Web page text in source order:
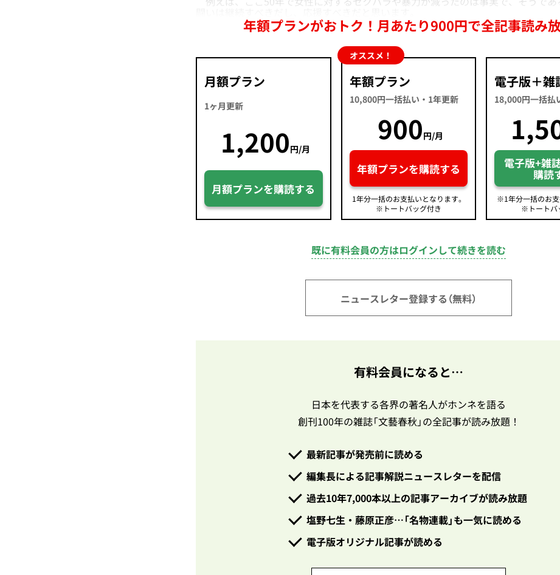
年額プランがおトク！月あたり900円で全記事読み
月額プラン
1ヶ月更新
1,200円/月
月額プランを購読する
オススメ！
年額プラン
10,800円一括払い・1年更新
900円/月
年額プランを購読する
1年分一括のお支払いとなります。
※トートバッグ付き
電子版＋雑
18,000円一括払
電子版+雑
購読
※1年分一括のお
※トートバ
既に有料会員の方はログインして続きを読む
ニュースレター登録する（無料）
有料会員になると…
日本を代表する各界の著名人がホンネを語る
創刊100年の雑誌「文藝春秋」の全記事が読み放題！
最新記事が発売前に読める
編集長による記事解説ニュースレターを配信
過去10年7,000本以上の記事アーカイブが読み放題
塩野七生・藤原正彦…「名物連載」も一気に読める
電子版オリジナル記事が読める